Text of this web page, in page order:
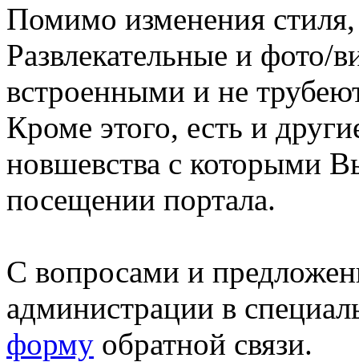
Помимо изменения
Развлекательные и фото/
встроенными и не
Кроме этого, есть и
новшевства с которыми
посещении портала.
С вопросами и
администрации в
форму обратной связи.